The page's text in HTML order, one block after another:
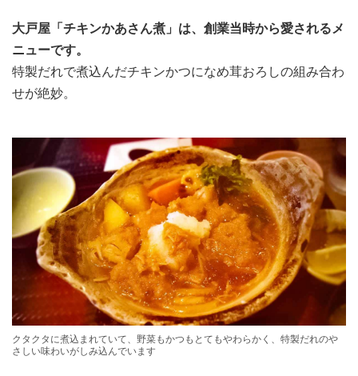
大戸屋「チキンかあさん煮」は、創業当時から愛されるメ
ニューです。
特製だれで煮込んだチキンかつになめ茸おろしの組み合わ
せが絶妙。
クタクタに煮込まれていて、野菜もかつもとてもやわらかく、特製だれのや
さしい味わいがしみ込んでいます